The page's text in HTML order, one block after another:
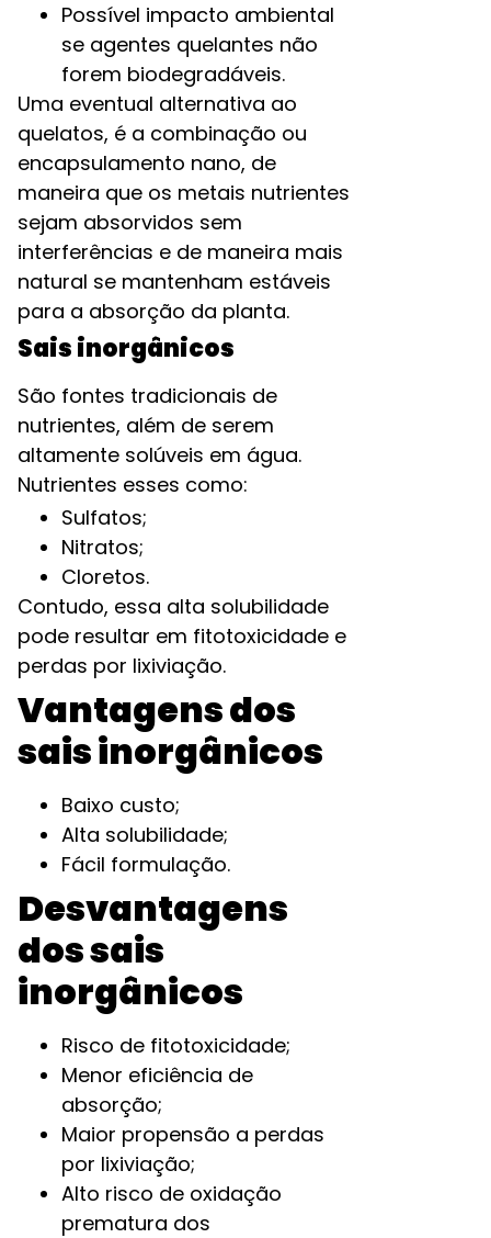
Possível impacto ambiental
se agentes quelantes não
forem biodegradáveis.
Uma eventual alternativa ao
quelatos, é a combinação ou
encapsulamento nano, de
maneira que os metais nutrientes
sejam absorvidos sem
interferências e de maneira mais
natural se mantenham estáveis
para a absorção da planta.
Sais inorgânicos
São fontes tradicionais de
nutrientes, além de serem
altamente solúveis em água.
Nutrientes esses como:
Sulfatos;
Nitratos;
Cloretos.
Contudo, essa alta solubilidade
pode resultar em fitotoxicidade e
perdas por lixiviação.
Vantagens dos
sais inorgânicos
Baixo custo;
Alta solubilidade;
Fácil formulação.
Desvantagens
dos sais
inorgânicos
Risco de fitotoxicidade;
Menor eficiência de
absorção;
Maior propensão a perdas
por lixiviação;
Alto risco de oxidação
prematura dos